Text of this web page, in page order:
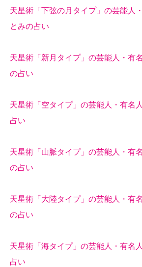
天星術「下弦の月タイプ」の芸能人
とみの占い
天星術「新月タイプ」の芸能人・有
の占い
天星術「空タイプ」の芸能人・有名
占い
天星術「山脈タイプ」の芸能人・有
の占い
天星術「大陸タイプ」の芸能人・有
の占い
天星術「海タイプ」の芸能人・有名
占い